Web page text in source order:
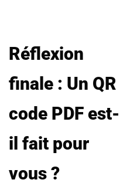
Réflexion
finale : Un QR
code PDF est-
il fait pour
vous ?